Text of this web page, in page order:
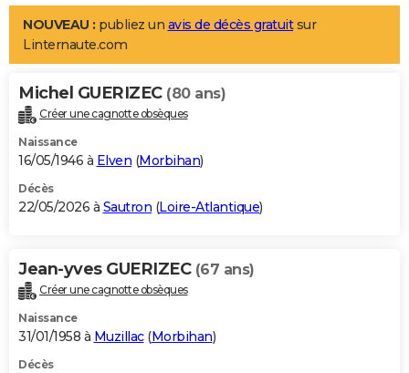
LIFESTYLE
Art de vivre
Bien-être
Loisirs
Mode
Modes de vie
Alimentation
Guide de la santé
Maladies
Médicaments
Sommeil
VOYAGE
Destinations
City break
Voyage nature
Voyage de noces
Forum
Climat
+PHOTO
GUIDES D'ACHAT
BONS PLANS
Carte de Noël
Carte Bonne année
Carte Saint-Valentin
Carte Pâques
Carte d'anniversaire
DICTIONNAIRE
Dictionnaire
Biographies
Citations
Expressions
Proverbes
PROGRAMME TV
NOUVEAU : publiez un avis de décès gratuitsur
Linternaute.com
Michel GUERIZEC (80 ans)
Créer une cagnotte obsèques
Naissance
16/05/1946 à Elven (Morbihan)
Décès
22/05/2026 à Sautron (Loire-Atlantique)
Jean-yves GUERIZEC (67 ans)
Créer une cagnotte obsèques
Naissance
31/01/1958 à Muzillac(Morbihan)
Décès